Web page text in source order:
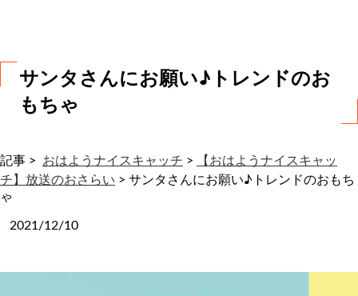
サンタさんにお願い♪トレンドのお
もちゃ
記事 > おはようナイスキャッチ >
【おはようナイスキャッ
チ】放送のおさらい > サンタさんにお願い♪トレンドのおもち
ゃ
2021/12/10